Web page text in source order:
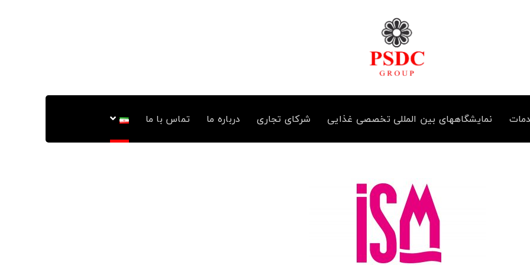
نمایشگاههای بین المللی تخصصی غذایی شرکای تجاری درباره ما تماس با ما